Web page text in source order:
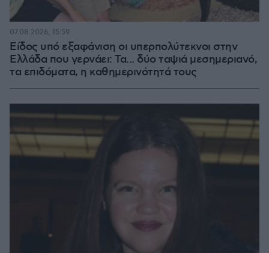
Είδος υπό εξαφάνιση οι υπερπολύτεκνοι στην
Ελλάδα που γερνάει: Τα... δύο ταψιά μεσημεριανό,
τα επιδόματα, η καθημερινότητά τους
07.08.2026, 15:59